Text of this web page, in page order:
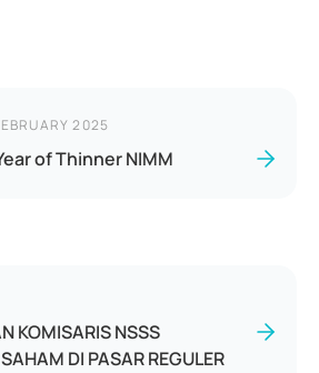
2025
of Thinner NIMM
KOMISARIS NSSS
DI PASAR REGULER